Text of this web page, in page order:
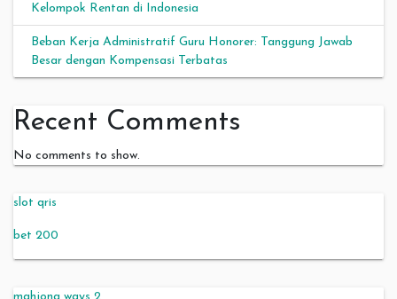
Kelompok Rentan di Indonesia
Beban Kerja Administratif Guru Honorer: Tanggung Jawab
Besar dengan Kompensasi Terbatas
Recent Comments
No comments to show.
slot qris
bet 200